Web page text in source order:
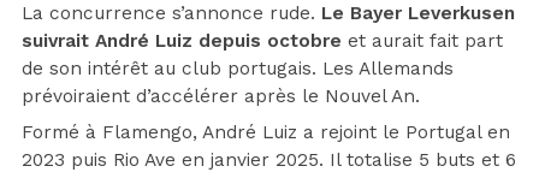
La concurrence s’annonce rude. Le Bayer Leverkusen
suivrait André Luiz depuis octobre et aurait fait part
de son intérêt au club portugais. Les Allemands
prévoiraient d’accélérer après le Nouvel An.
Formé à Flamengo, André Luiz a rejoint le Portugal en
2023 puis Rio Ave en janvier 2025. Il totalise 5 buts et 6